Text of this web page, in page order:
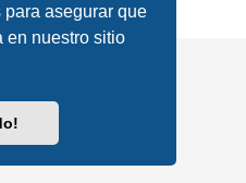
asegurar que
en nuestro sitio
Condiciones